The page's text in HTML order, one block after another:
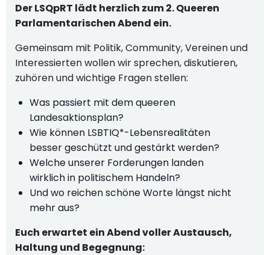
Der LSQpRT lädt herzlich zum 2. Queeren
Parlamentarischen Abend ein.
Gemeinsam mit Politik, Community, Vereinen und
Interessierten wollen wir sprechen, diskutieren,
zuhören und wichtige Fragen stellen:
Was passiert mit dem queeren
Landesaktionsplan?
Wie können LSBTIQ*-Lebensrealitäten
besser geschützt und gestärkt werden?
Welche unserer Forderungen landen
wirklich in politischem Handeln?
Und wo reichen schöne Worte längst nicht
mehr aus?
Euch erwartet ein Abend voller Austausch,
Haltung und Begegnung: